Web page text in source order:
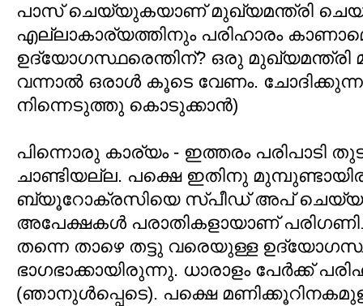
പാസ് ചെയ്യുകയാണ് മുഖ്യമന്ത്രി
എല്ലാകാര്യത്തിനും പരിഹാരം
ഉദ്യോഗസ്ഥരെന്തിന്? ഒരു മുഖ്യമന്ത്രി
വന്നാല്‍ ഒരാള്‍ കൂടെ വേണം.
നിന്നെടുത്തു കൊടുക്കാന്‍)
പിന്നൊരു കാര്യം - ഇത്തരം പരിപാടി
ചാണ്ടിയല്ല. പക്ഷെ ഇതിനു
ബ്യൂറോക്രസിയെ സ്പീഡ് അപ്
അപേക്ഷകള്‍ പരാതികളായാണ്
തന്നെ താഴെ തട്ടു വരെയുള്ള
ഭാഗഭാക്കായിരുന്നു. ധാരാളം പേര്‍ക്ക്
(ഞാനുള്‍പ്പെടെ​). പക്ഷെ